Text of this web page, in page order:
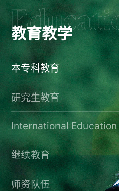
教育教学
本专科教育
研究生教育
International Education
继续教育
师资队伍